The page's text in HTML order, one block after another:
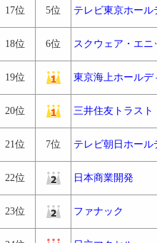
17位 5位 テレビ東京ホール
18位 6位 スクウェア・エニ
19位 東京海上ホールデ
20位 三井住友トラスト
21位 7位 テレビ朝日ホール
22位 日本商業開発
23位 ファナック